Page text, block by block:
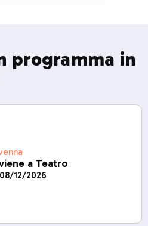
programma in
a Teatro
12/2026